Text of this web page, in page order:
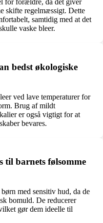
for forældre, da det giver
skifte regelmæssigt. Dette
samtidig med at det
vaske bleer.
bedst økologiske
ved lave temperaturer for
Brug af mildt
er også vigtigt for at
bevares.
til barnets følsomme
med sensitiv hud, da de
bomuld. De reducerer
gør dem ideelle til